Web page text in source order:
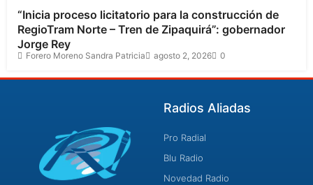
“Inicia proceso licitatorio para la construcción de
RegioTram Norte – Tren de Zipaquirá”: gobernador
Jorge Rey
Forero Moreno Sandra Patricia agosto 2, 2026 0
Radios Aliadas
Pro Radial
Blu Radio
Novedad Radio